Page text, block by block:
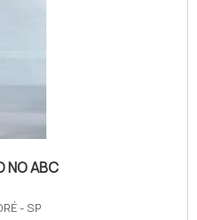
e boa
abrasão,
NO ABC
- SP